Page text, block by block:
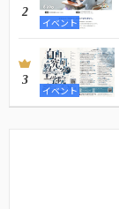
2
イベント
3
イベント